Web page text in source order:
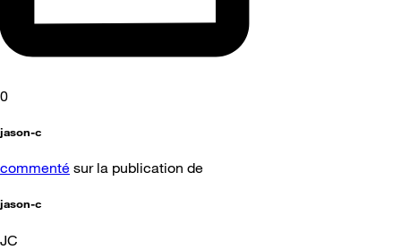
0
jason-c
commenté sur la publication de
jason-c
JC